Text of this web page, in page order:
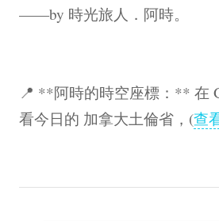
——by 時光旅人．阿時。
📍 **阿時的時空座標：** 在
看今日的 加拿大土倫省，(查